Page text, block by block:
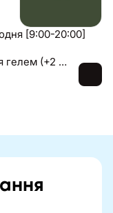
[9:00-20:00]
Комплекс зняття+чистка+укріплення гелем (+2 ремонти та нарощення 1 нігтя)